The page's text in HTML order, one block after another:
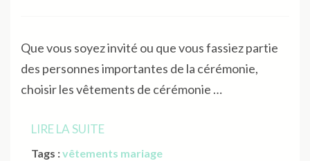
Que vous soyez invité ou que vous fassiez partie
des personnes importantes de la cérémonie,
choisir les vêtements de cérémonie …
LIRE LA SUITE
Tags :vêtements mariage